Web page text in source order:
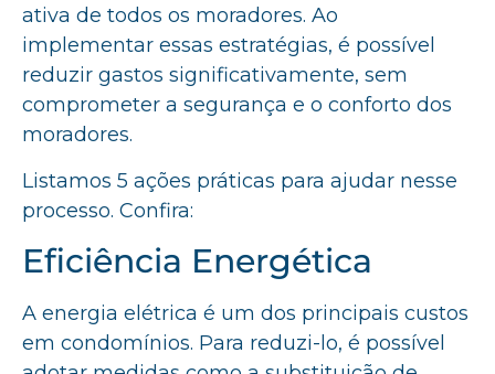
ativa de todos os moradores. Ao
implementar essas estratégias, é possível
reduzir gastos significativamente, sem
comprometer a segurança e o conforto dos
moradores.
Listamos 5 ações práticas para ajudar nesse
processo. Confira:
Eficiência Energética
A energia elétrica é um dos principais custos
em condomínios. Para reduzi-lo, é possível